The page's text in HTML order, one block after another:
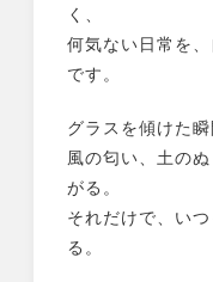
く、
何気ない日常を
です。
グラスを傾けた瞬
風の匂い、土の
がる。
それだけで、い
る。